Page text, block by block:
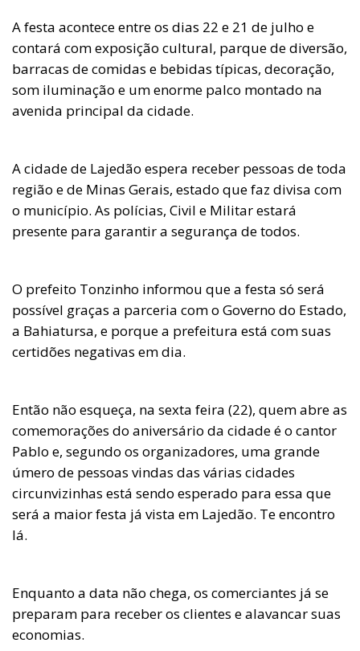
A festa acontece entre os dias 22 e 21 de julho e
contará com exposição cultural, parque de diversão,
barracas de comidas e bebidas típicas, decoração,
som iluminação e um enorme palco montado na
avenida principal da cidade.
A cidade de Lajedão espera receber pessoas de toda
região e de Minas Gerais, estado que faz divisa com
o município. As polícias, Civil e Militar estará
presente para garantir a segurança de todos.
O prefeito Tonzinho informou que a festa só será
possível graças a parceria com o Governo do Estado,
a Bahiatursa, e porque a prefeitura está com suas
certidões negativas em dia.
Então não esqueça, na sexta feira (22), quem abre as
comemorações do aniversário da cidade é o cantor
Pablo e, segundo os organizadores, uma grande
úmero de pessoas vindas das várias cidades
circunvizinhas está sendo esperado para essa que
será a maior festa já vista em Lajedão. Te encontro
lá.
Enquanto a data não chega, os comerciantes já se
preparam para receber os clientes e alavancar suas
economias.